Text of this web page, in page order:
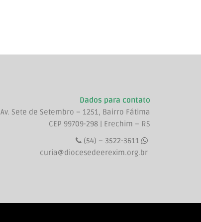
Dados para contato
Av. Sete de Setembro – 1251, Bairro Fátima
CEP 99709-298 | Erechim – RS
(54) – 3522-3611
curia@diocesedeerexim.org.br